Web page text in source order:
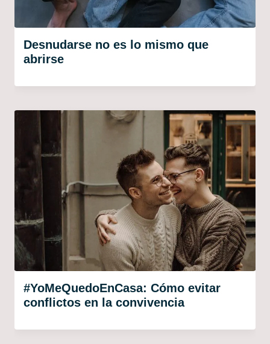
Desnudarse no es lo mismo que
abrirse
#YoMeQuedoEnCasa: Cómo evitar
conflictos en la convivencia